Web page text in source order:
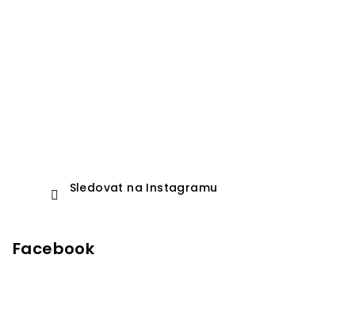
Sledovat na Instagramu
Facebook